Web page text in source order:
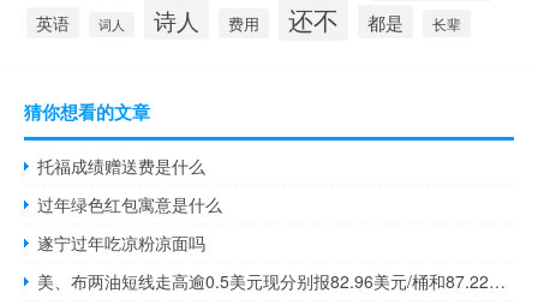
英语 词人 诗人 费用 还不 都是 长辈
猜你想看的文章
托福成绩赠送费是什么
过年绿色红包寓意是什么
遂宁过年吃凉粉凉面吗
美、布两油短线走高逾0.5美元现分别报82.96美元/桶和87.22美元/桶